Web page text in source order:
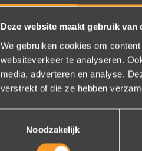
Deze website maakt gebruik van
We gebruiken cookies om
websiteverkeer te analyseren.
media, adverteren en analyse.
verstrekt of die ze hebben
Noodzakelijk
Heel blij met onze